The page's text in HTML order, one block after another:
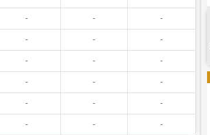
- - -
- - -
- - -
- - -
- - -
- - -